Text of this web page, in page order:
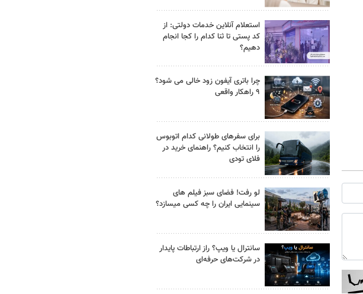
استعلام آنلاین خدمات دولتی: از
کد پستی تا ثنا کدام را کجا انجام
دهیم؟
چرا باتری آیفون زود خالی می شود؟
۹ راهکار واقعی
برای سفرهای طولانی کدام اتوبوس
را انتخاب کنیم؟ راهنمای خرید در
فلای تودی
لو رفت! فضای سبز فیلم های
سینمایی ایران را چه کسی میسازد؟
سانترال یا ویپ؟ راز ارتباطات پایدار
در شرکت‌های حرفه‌ای